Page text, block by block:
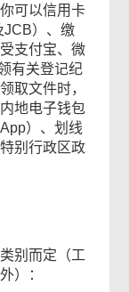
可以信用卡
JCB）、缴
支付宝、微
有关登记纪
取文件时，
地电子钱包
）、划线
别行政区政
别而定（工
）：